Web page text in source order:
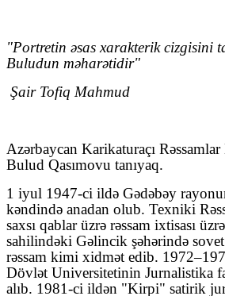
"Portretin əsas xarakterik cizgisini
Buludun məharətidir"
Şair Tofiq Mahmud
Azərbaycan Karikaturaçı
Bulud Qasımovu tanıyaq.
1 iyul 1947-ci ildə Gədəbəy
kəndində anadan olub. Texniki
saxsı qablar üzrə rəssam ixtisası
sahilindəki Gəlincik şəhərində sovet
rəssam kimi xidmət edib.
Dövlət Universitetinin Jurnalistika
alıb. 1981-ci ildən "Kirpi" satirik